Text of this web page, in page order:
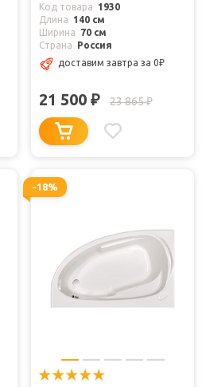
Код товара
1930
Длина
140 см
Ширина
70 см
Страна
Россия
доставим завтра за 0₽
21 500 ₽ 23 865₽
-18%